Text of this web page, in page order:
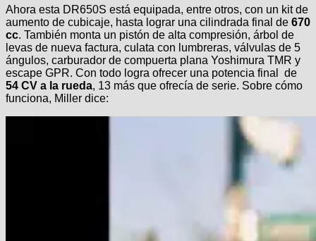
Ahora esta DR650S está equipada, entre otros, con un kit de
aumento de cubicaje, hasta lograr una cilindrada final de 670
cc. También monta un pistón de alta compresión, árbol de
levas de nueva factura, culata con lumbreras, válvulas de 5
ángulos, carburador de compuerta plana Yoshimura TMR y
escape GPR. Con todo logra ofrecer una potencia final de
54 CV a la rueda, 13 más que ofrecía de serie. Sobre cómo
funciona, Miller dice: